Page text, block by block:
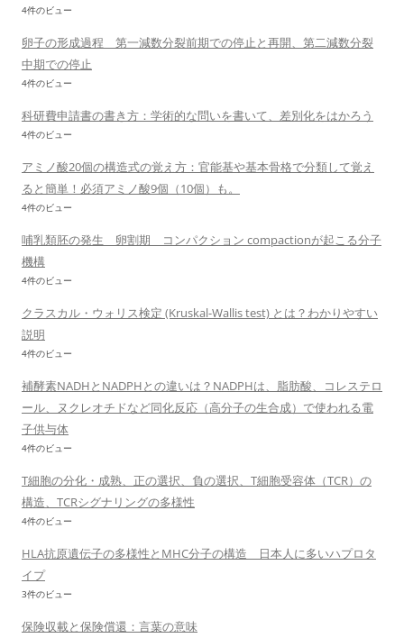
4件のビュー
卵子の形成過程 第一減数分裂前期での停止と再開、第二減数分裂
中期での停止
4件のビュー
科研費申請書の書き方：学術的な問いを書いて、差別化をはかろう
4件のビュー
アミノ酸20個の構造式の覚え方：官能基や基本骨格で分類して覚え
ると簡単！必須アミノ酸9個（10個）も。
4件のビュー
哺乳類胚の発生 卵割期 コンパクション compactionが起こる分子
機構
4件のビュー
クラスカル・ウォリス検定 (Kruskal-Wallis test) とは？わかりやすい
説明
4件のビュー
補酵素NADHとNADPHとの違いは？NADPHは、脂肪酸、コレステロ
ール、ヌクレオチドなど同化反応（高分子の生合成）で使われる電
子供与体
4件のビュー
T細胞の分化・成熟、正の選択、負の選択、T細胞受容体（TCR）の
構造、TCRシグナリングの多様性
4件のビュー
HLA抗原遺伝子の多様性とMHC分子の構造 日本人に多いハプロタ
イプ
3件のビュー
保険収載と保険償還：言葉の意味